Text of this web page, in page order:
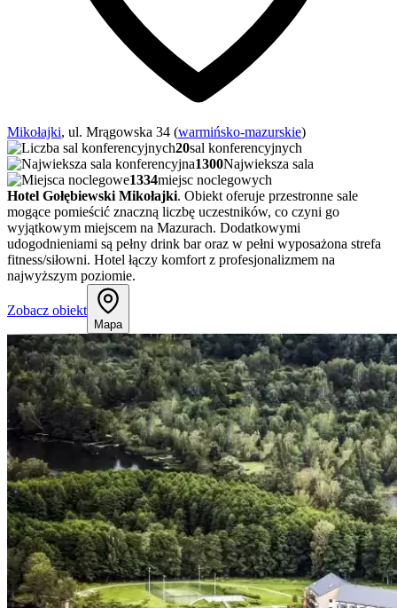
Mikołajki, ul. Mrągowska 34 (warmińsko-mazurskie)
20sal konferencyjnych
1300Najwieksza sala
1334miejsc noclegowych
Hotel Gołębiewski Mikołajki. Obiekt oferuje przestronne sale
mogące pomieścić znaczną liczbę uczestników, co czyni go
wyjątkowym miejscem na Mazurach. Dodatkowymi
udogodnieniami są pełny drink bar oraz w pełni wyposażona strefa
fitness/siłowni. Hotel łączy komfort z profesjonalizmem na
najwyższym poziomie.
Zobacz obiekt
Mapa